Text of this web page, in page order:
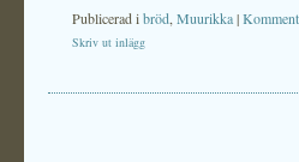
Publicerad ibröd Muurikka|
Skriv ut inlägg